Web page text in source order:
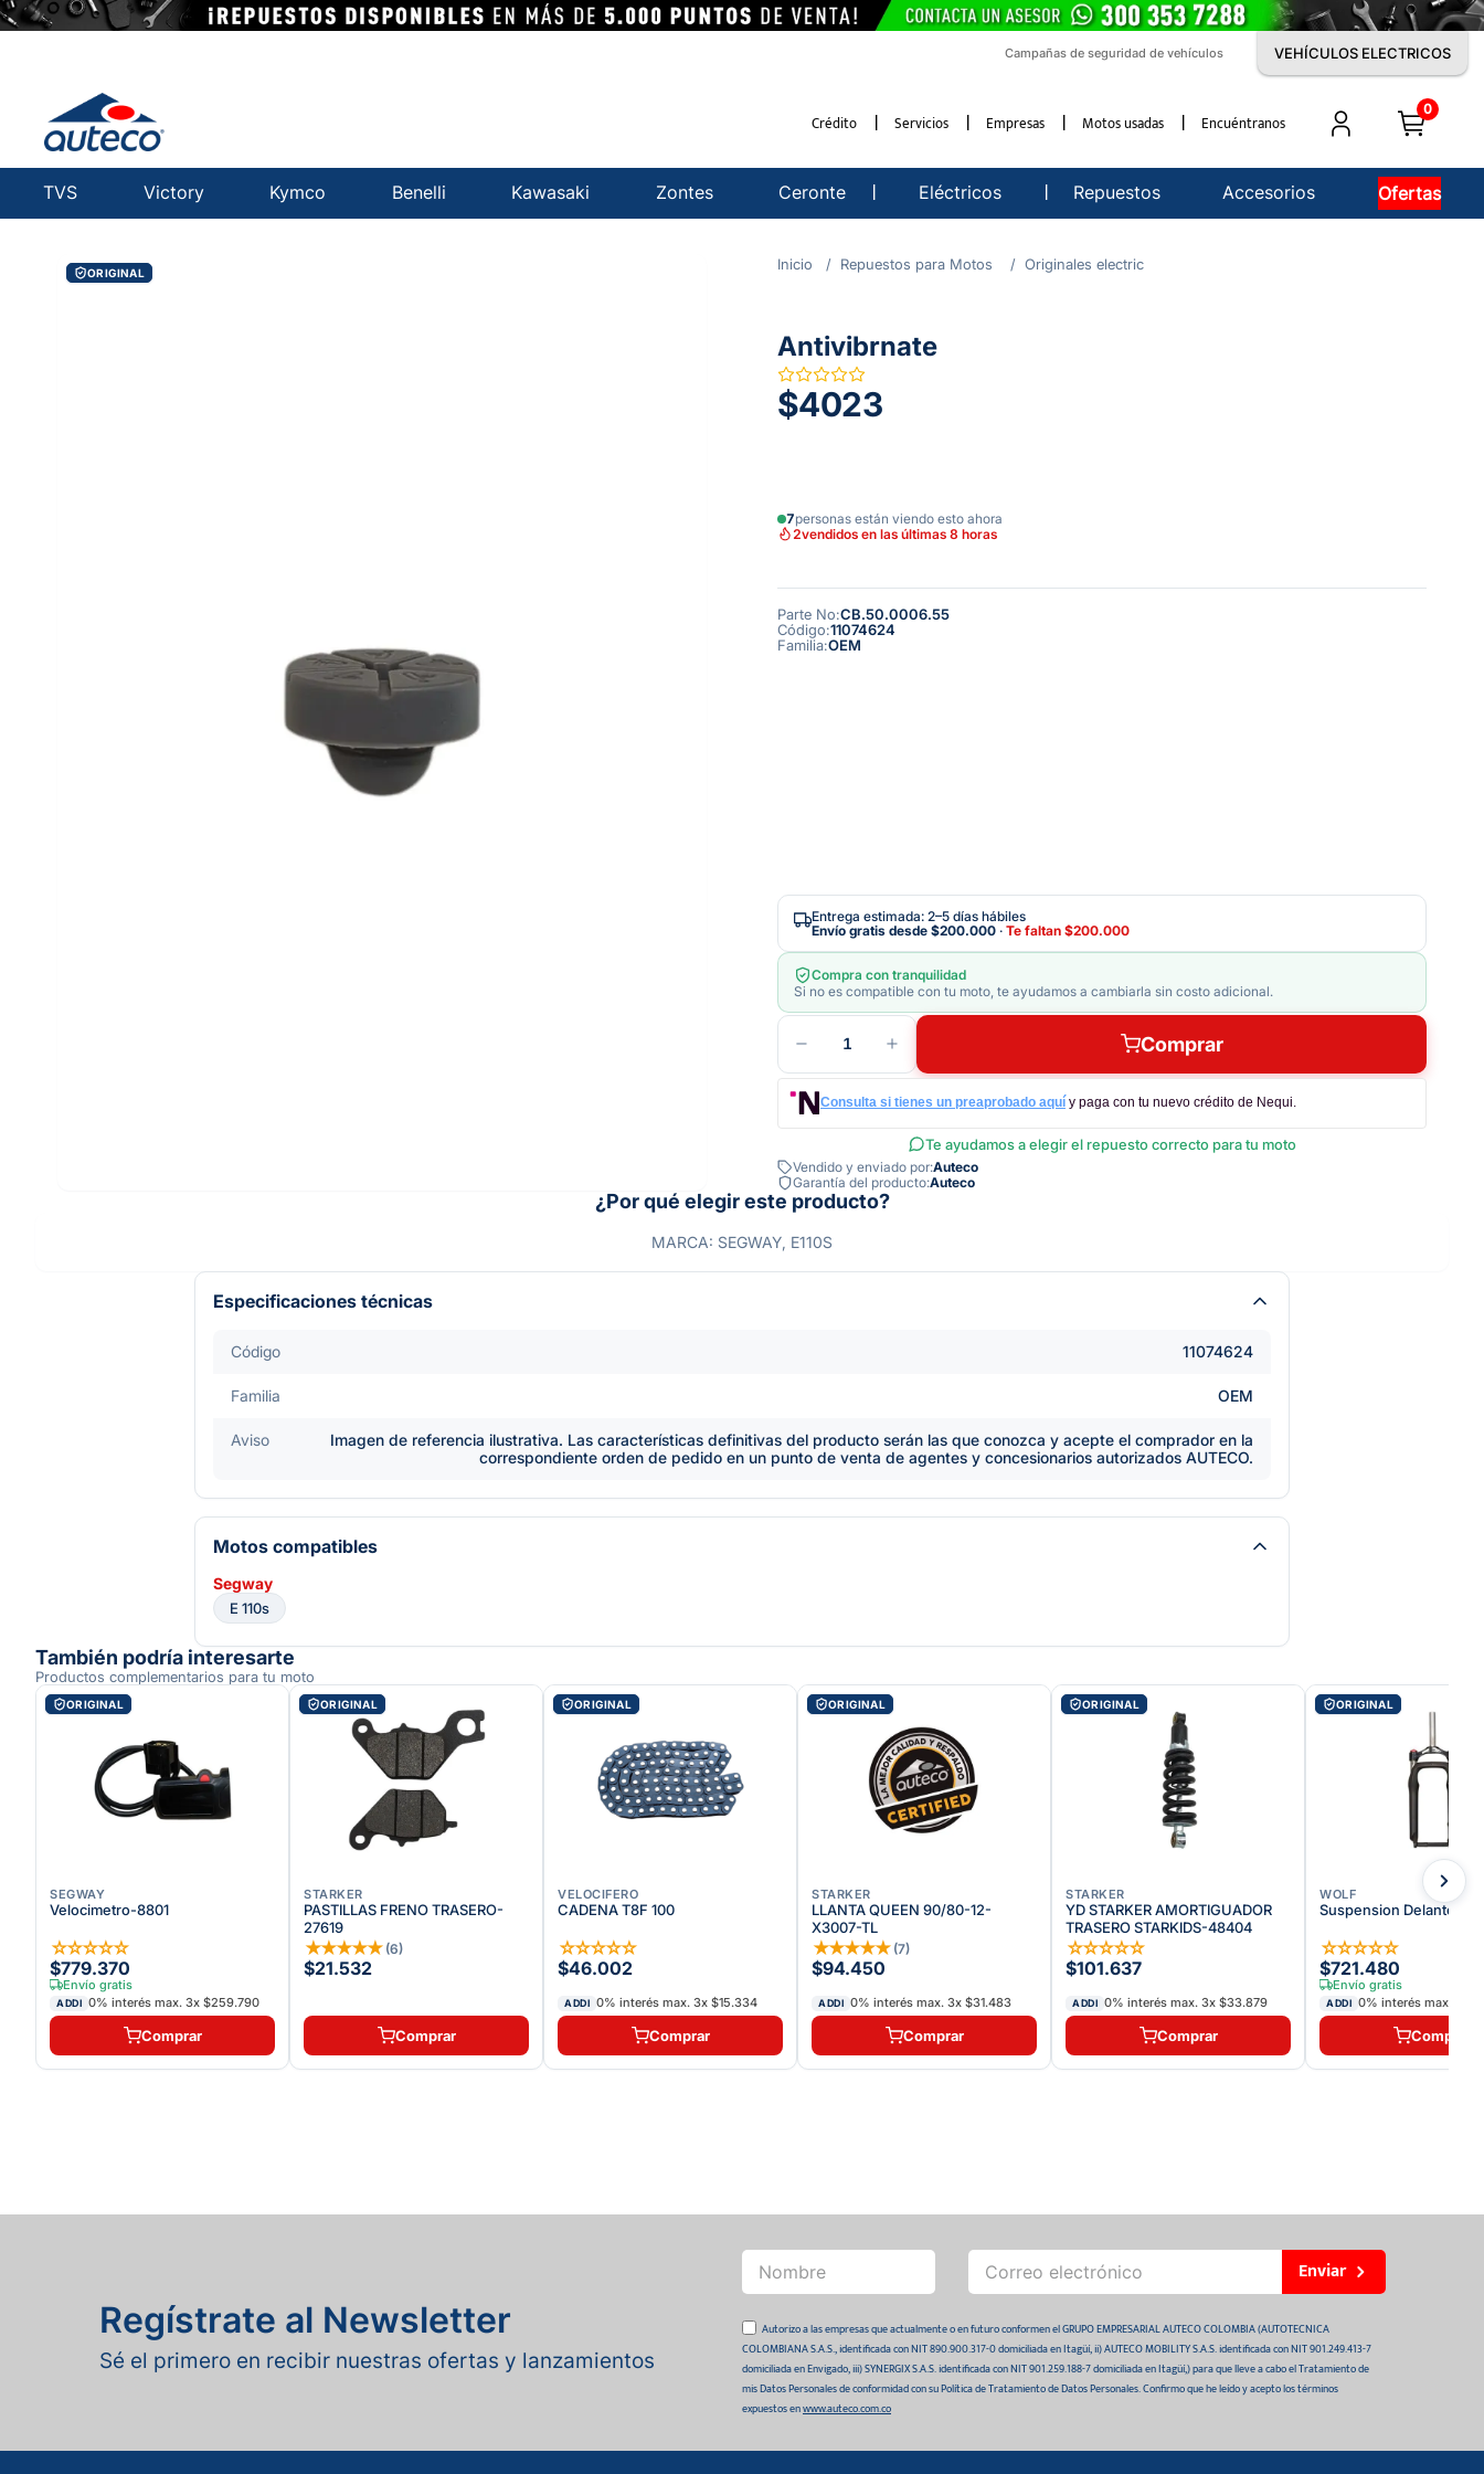
Campañas de seguridad de vehículos VEHÍCULOS ELECTRICOS
Crédito Servicios Empresas Motos usadas Encuéntranos
0
TVS Victory Kymco Benelli Kawasaki Zontes Ceronte Eléctricos Repuestos Accesorios Ofertas
ORIGINAL Repuestos para Motos Originales electric
Antivibrnate
$4023
7personas están viendo esto ahora
2vendidos en las últimas 8 horas
Parte No:CB.50.0006.55
Código:11074624
Familia:OEM
Entrega estimada: 2–5 días hábiles
Envío gratis desde $200.000 · Te faltan $200.000
Compra con tranquilidad
Si no es compatible con tu moto, te ayudamos a cambiarla sin costo adicional.
1 Comprar
Consulta si tienes un preaprobado aquí y paga con tu nuevo crédito de Nequi.
Te ayudamos a elegir el repuesto correcto para tu moto
Vendido y enviado por:Auteco
Garantía del producto:Auteco
¿Por qué elegir este producto?
MARCA: SEGWAY, E110S
Especificaciones técnicas
Código 11074624
Familia OEM
Aviso
Imagen de referencia ilustrativa. Las características definitivas del producto serán las que conozca y acepte el comprador en la
correspondiente orden de pedido en un punto de venta de agentes y concesionarios autorizados AUTECO.
Motos compatibles
Segway
E 110s
También podría interesarte
Productos complementarios para tu moto
ORIGINAL
SEGWAY
Velocimetro-8801
☆☆☆☆☆
$779.370
Envío gratis
ADDI 0% interés max. 3x $259.790
Comprar
ORIGINAL
STARKER
PASTILLAS FRENO TRASERO-
27619
★★★★★ (6)
$21.532
Comprar
ORIGINAL
VELOCIFERO
CADENA T8F 100
☆☆☆☆☆
$46.002
ADDI 0% interés max. 3x $15.334
Comprar
ORIGINAL
STARKER
LLANTA QUEEN 90/80-12-
X3007-TL
★★★★★ (7)
$94.450
ADDI 0% interés max. 3x $31.483
Comprar
ORIGINAL
STARKER
YD STARKER AMORTIGUADOR
TRASERO STARKIDS-48404
☆☆☆☆☆
$101.637
ADDI 0% interés max. 3x $33.879
Comprar
ORIGINAL
WOLF
Suspension Delantera-
☆☆☆☆☆
$721.480
Envío gratis
ADDI 0% interés max.
Comprar
Regístrate al Newsletter
Sé el primero en recibir nuestras ofertas y lanzamientos
Enviar
Autorizo a las empresas que actualmente o en futuro conformen el GRUPO EMPRESARIAL AUTECO COLOMBIA (AUTOTECNICA
COLOMBIANA S.A.S., identificada con NIT 890.900.317-0 domiciliada en Itagüí, ii) AUTECO MOBILITY S.A.S. identificada con NIT 901.249.413-7
domiciliada en Envigado, iii) SYNERGIX S.A.S. identificada con NIT 901.259.188-7 domiciliada en Itagüí,) para que lleve a cabo el Tratamiento de
mis Datos Personales de conformidad con su Política de Tratamiento de Datos Personales. Confirmo que he leído y acepto los términos
expuestos enwww.auteco.com.co